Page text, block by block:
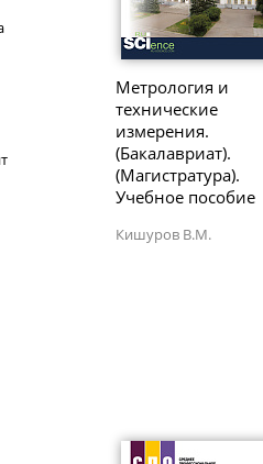
Метрология и
технические
измерения.
(Бакалавриат).
(Магистратура).
Учебное пособие
Кишуров В.М.